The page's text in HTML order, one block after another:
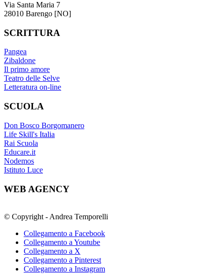
Via Santa Maria 7
28010 Barengo [NO]
SCRITTURA
Pangea
Zibaldone
Il primo amore
Teatro delle Selve
Letteratura on-line
SCUOLA
Don Bosco Borgomanero
Life Skill's Italia
Rai Scuola
Educare.it
Nodemos
Istituto Luce
WEB AGENCY
© Copyright - Andrea Temporelli
Collegamento a Facebook
Collegamento a Youtube
Collegamento a X
Collegamento a Pinterest
Collegamento a Instagram